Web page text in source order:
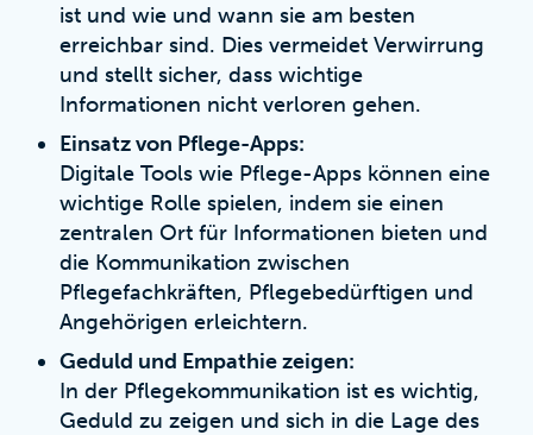
ist und wie und wann sie am besten
erreichbar sind. Dies vermeidet Verwirrung
und stellt sicher, dass wichtige
Informationen nicht verloren gehen.
Einsatz von Pflege-Apps:
Digitale Tools wie Pflege-Apps können eine
wichtige Rolle spielen, indem sie einen
zentralen Ort für Informationen bieten und
die Kommunikation zwischen
Pflegefachkräften, Pflegebedürftigen und
Angehörigen erleichtern.
Geduld und Empathie zeigen:
In der Pflegekommunikation ist es wichtig,
Geduld zu zeigen und sich in die Lage des